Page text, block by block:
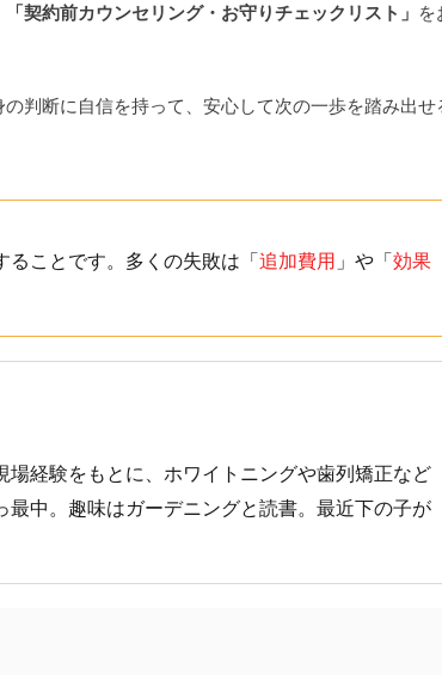
「契約前カウンセリング・お守りチェックリスト」 を
判断に自信を持って、安心して次の一歩を踏み出せ
ることです。多くの失敗は「追加費用 」や「効果
場経験をもとに、ホワイトニングや歯列矯正など
中。趣味はガーデニングと読書。最近下の子が